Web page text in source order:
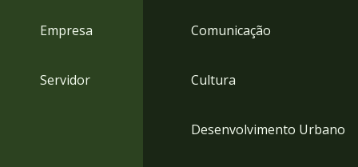
Empresa
Servidor
Comunicação
Cultura
Desenvolvimento Urbano